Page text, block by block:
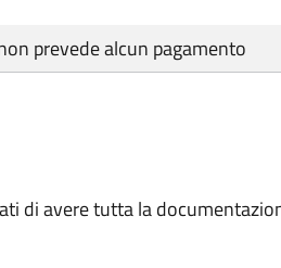
prevede alcun pagamento
di avere tutta la